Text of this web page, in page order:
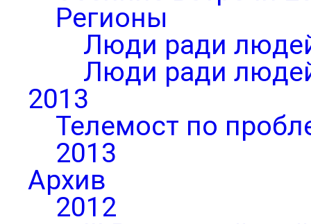
Регионы
Люди ради
Люди ради
2013
Телемост по
2013
Архив
2012